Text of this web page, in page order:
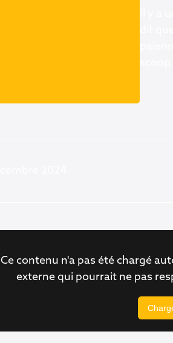
Ce contenu n'a pas été chargé
externe qui pourrait ne pas